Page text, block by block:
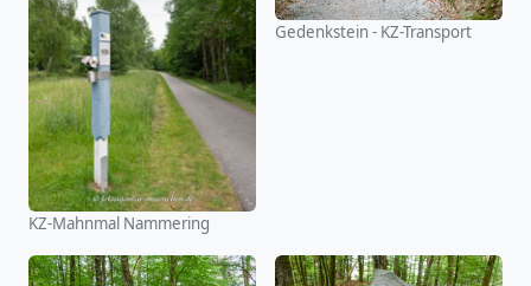
KZ-Mahnmal Nammering
Gedenkstein - KZ-Transport